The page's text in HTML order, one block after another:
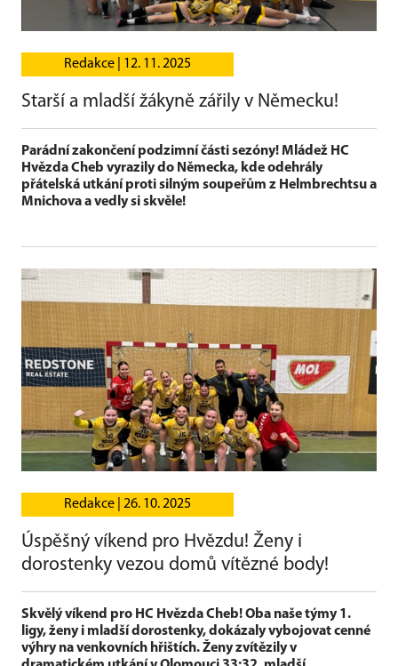
Redakce | 12. 11. 2025
Starší a mladší žákyně zářily v Německu!
Parádní zakončení podzimní části sezóny! Mládež HC
Hvězda Cheb vyrazily do Německa, kde odehrály
přátelská utkání proti silným soupeřům z Helmbrechtsu a
Mnichova a vedly si skvěle!
Redakce | 26. 10. 2025
Úspěšný víkend pro Hvězdu! Ženy i
dorostenky vezou domů vítězné body!
Skvělý víkend pro HC Hvězda Cheb! Oba naše týmy 1.
ligy,ženy i mladší dorostenky, dokázaly vybojovat cenné
výhry na venkovních hřištích. Ženy zvítězily v